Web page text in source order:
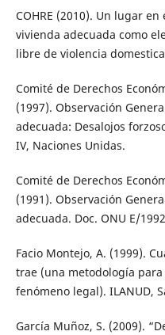
COHRE (2010). Un lugar
vivienda adecuada como
libre de violencia
Comité de Derechos
(1997). Observación
adecuada: Desalojos
IV, Naciones Unidas.
Comité de Derechos
(1991). Observación
adecuada. Doc. ONU E/
Facio Montejo, A. (1999).
trae (una metodología
fenómeno legal). ILANUD,
García Muñoz, S. (2009).